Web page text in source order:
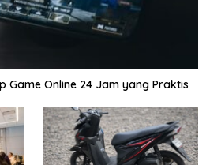
Game Online 24 Jam yang Praktis